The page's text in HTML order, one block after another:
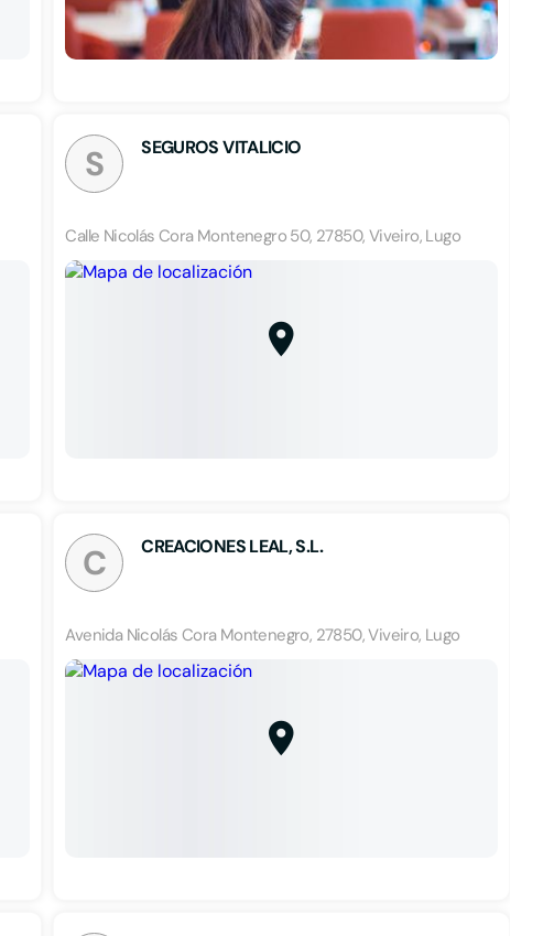
S SEGUROS VITALICIO
Calle Nicolás Cora Montenegro 50, 27850, Viveiro, Lugo
C CREACIONES LEAL, S.L.
Avenida Nicolás Cora Montenegro, 27850, Viveiro, Lugo